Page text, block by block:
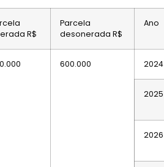
R$
Parcela
desonerada R$
Ano
600.000 2024
2025
2026